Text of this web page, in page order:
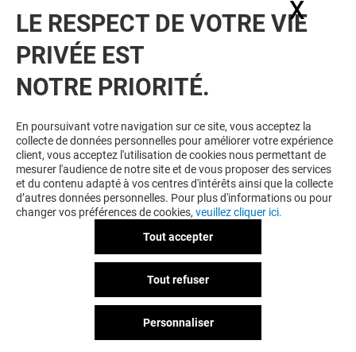
Voir notre politique de protection des
données personelles.
FIDELE
Devenez membre de L'esplanade pour bénéficier
d'avantages, d'offres et de services exclusifs dans
votre Centre Commercial L'esplanade et chez nos
partenaires.
Règlement Intérieur
LE RESPECT DE VOTRE VIE
PRIVÉE EST
NOTRE PRIORITÉ.
En poursuivant votre navigation sur ce site, vous acceptez la
collecte de données personnelles pour améliorer votre expérience
client, vous acceptez l'utilisation de cookies nous permettant de
mesurer l'audience de notre site et de vous proposer des services
et du contenu adapté à vos centres d'intérêts ainsi que la collecte
d’autres données personnelles. Pour plus d'informations ou pour
changer vos préférences de cookies, veuillez cliquer ici.
Tout accepter
Tout refuser
Personnaliser
X